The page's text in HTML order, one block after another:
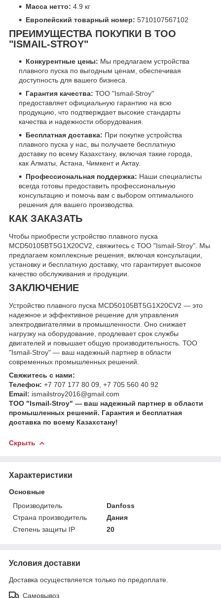
Масса нетто: 4.9 кг
Европейский товарный номер: 5710107567102
ПРЕИМУЩЕСТВА ПОКУПКИ В ТОО
"ISMAIL-STROY"
Конкурентные цены: Мы предлагаем устройства
плавного пуска по выгодным ценам, обеспечивая
доступность для вашего бизнеса.
Гарантия качества: ТОО "Ismail-Stroy"
предоставляет официальную гарантию на всю
продукцию, что подтверждает высокие стандарты
качества и надежности оборудования.
Бесплатная доставка: При покупке устройства
плавного пуска у нас, вы получаете бесплатную
доставку по всему Казахстану, включая такие города,
как Алматы, Астана, Чимкент и Актау.
Профессиональная поддержка: Наши специалисты
всегда готовы предоставить профессиональную
консультацию и помочь вам с выбором оптимального
решения для вашего производства.
КАК ЗАКАЗАТЬ
Чтобы приобрести устройство плавного пуска
MCD50105BT5G1X20CV2, свяжитесь с ТОО "Ismail-Stroy". Мы
предлагаем комплексные решения, включая консультации,
установку и бесплатную доставку, что гарантирует высокое
качество обслуживания и продукции.
ЗАКЛЮЧЕНИЕ
Устройство плавного пуска MCD50105BT5G1X20CV2 — это
надежное и эффективное решение для управления
электродвигателями в промышленности. Оно снижает
нагрузку на оборудование, продлевает срок службы
двигателей и повышает общую производительность. ТОО
"Ismail-Stroy" — ваш надежный партнер в области
современных промышленных решений.
Свяжитесь с нами:
Телефон: +7 707 177 80 09, +7 705 560 40 92
Email: ismailstroy2016@gmail.com
ТОО "Ismail-Stroy" — ваш надежный партнер в области
промышленных решений. Гарантия и бесплатная
доставка по всему Казахстану!
Скрыть
Характеристики
Основные
Производитель
Danfoss
Страна производитель
Дания
Степень защиты IP
20
Условия доставки
Доставка осуществляется только по предоплате.
Самовывоз